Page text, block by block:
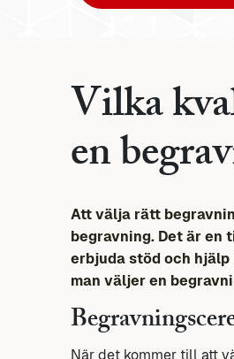
Vilka
en
Att välja rätt
begravning. Det är en
erbjuda stöd och
man väljer en
När det kommer till att